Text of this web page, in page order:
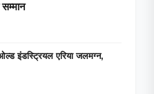
इंडस्ट्रियल एरिया जलमग्न,